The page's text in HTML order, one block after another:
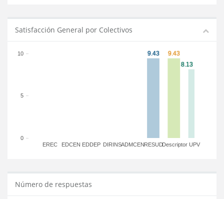
Satisfacción General por Colectivos
EREC EDCEN EDDEP DIRINSADMCENRESUDDescriptor UPV
0
5
10
Número de respuestas